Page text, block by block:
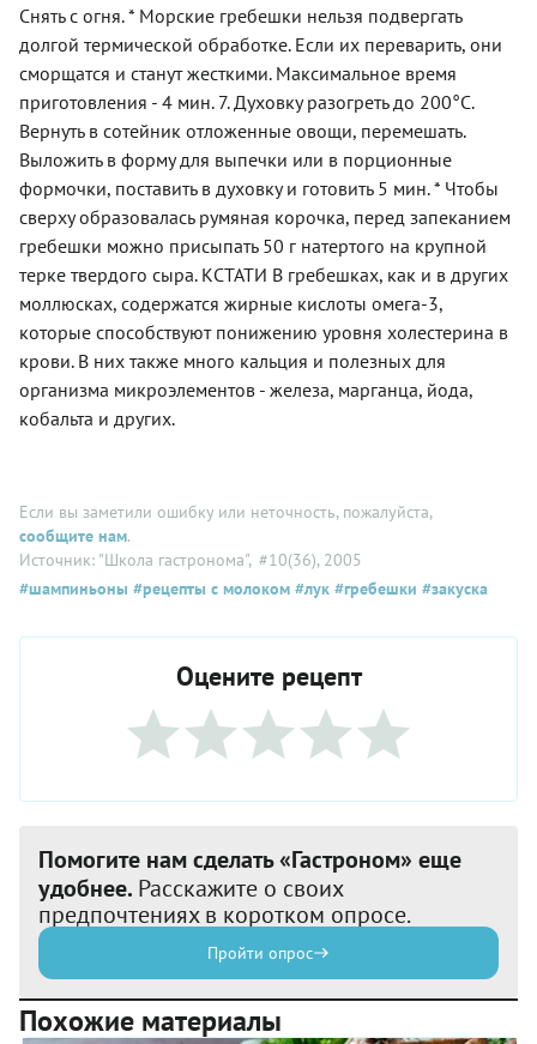
Снять с огня. * Морские гребешки нельзя подвергать
долгой термической обработке. Если их переварить, они
сморщатся и станут жесткими. Максимальное время
приготовления - 4 мин. 7. Духовку разогреть до 200°С.
Вернуть в сотейник отложенные овощи, перемешать.
Выложить в форму для выпечки или в порционные
формочки, поставить в духовку и готовить 5 мин. * Чтобы
сверху образовалась румяная корочка, перед запеканием
гребешки можно присыпать 50 г натертого на крупной
терке твердого сыра. КСТАТИ В гребешках, как и в других
моллюсках, содержатся жирные кислоты омега-3,
которые способствуют понижению уровня холестерина в
крови. В них также много кальция и полезных для
организма микроэлементов - железа, марганца, йода,
кобальта и других.
Если вы заметили ошибку или неточность, пожалуйста,
сообщите нам.
Источник: "Школа гастронома", #10(36), 2005
#шампиньоны #рецепты с молоком #лук #гребешки #закуска
Оцените рецепт
Помогите нам сделать «Гастроном» еще
удобнее. Расскажите о своих
предпочтениях в коротком опросе.
Пройти опрос
Похожие материалы